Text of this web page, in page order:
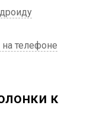
телефоне
к